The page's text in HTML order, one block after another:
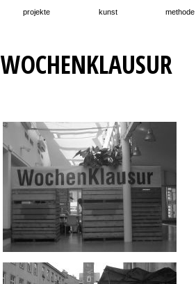
projekte kunst methode
WOCHENKLAUSUR